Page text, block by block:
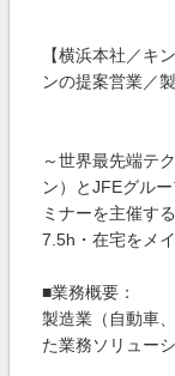
【横浜本社／キ
ンの提案営業／
～世界最先端テ
ン）とJFEグル
ミナーを主催す
7.5h・在宅をメ
■業務概要：
製造業（自動車
た業務ソリュー